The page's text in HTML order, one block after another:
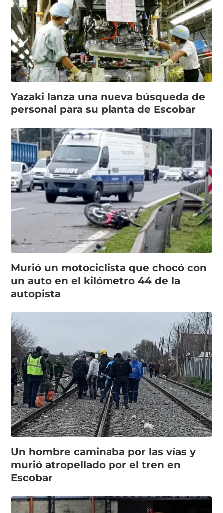
Yazaki lanza una nueva búsqueda de
personal para su planta de Escobar
Murió un motociclista que chocó con
un auto en el kilómetro 44 de la
autopista
Un hombre caminaba por las vías y
murió atropellado por el tren en
Escobar